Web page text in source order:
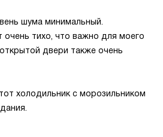
шума минимальный.
очень тихо, что важно для моего
двери также очень
холодильник с морозильником